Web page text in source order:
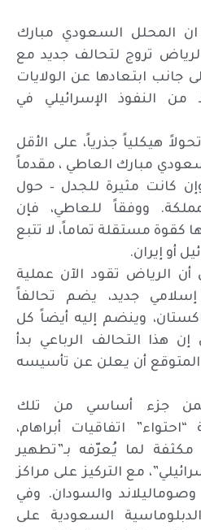
ان المحلل السعودي مبارك
تروج لتحالف جديد مع
جانب ابتعادها عن الولايات
من النفوذ الإسرائيلي في
هيكلياً جذرياً، على الأقل
مبارك العاطي ، مقدماً
كانت مثيرة للجدل – حول
ووفقاً للعاطي، فإن
مستقلة تماماً، لا تتبع
أو إيران.
الرياض تقود الآن عملية
جديد، يضم تحالفاً
وينضم إليه أيضاً كل
هذا التحالف الرباعي بدأ
المتوقع أن يعلن عن تأسيسه
جزء أساسي من تلك
اتفاقيات أبراهام،
لما يُعرّفه بـ”تطهير
مع التركيز على مراكز
والسودان. وفي
السعودية على